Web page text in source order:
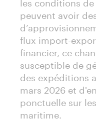
peuvent avoir
flux import-
financier, ce
susceptible de
des expéditions
mars 2026 et
ponctuelle sur
maritime.